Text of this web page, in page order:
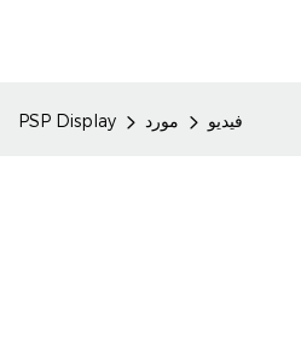
PSP Display مورد فيديو